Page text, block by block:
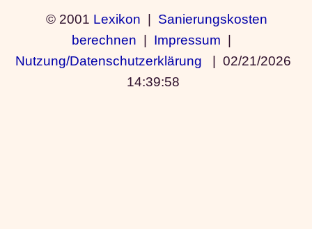
© 2001 Lexikon | Sanierungskosten
berechnen | Impressum |
Nutzung/Datenschutzerklärung | 02/21/2026
14:39:58